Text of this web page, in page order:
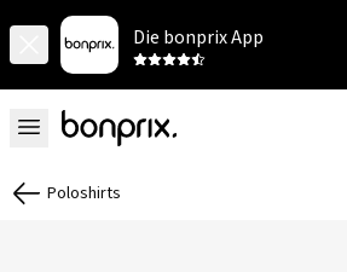
Die bonprix App
Poloshirts